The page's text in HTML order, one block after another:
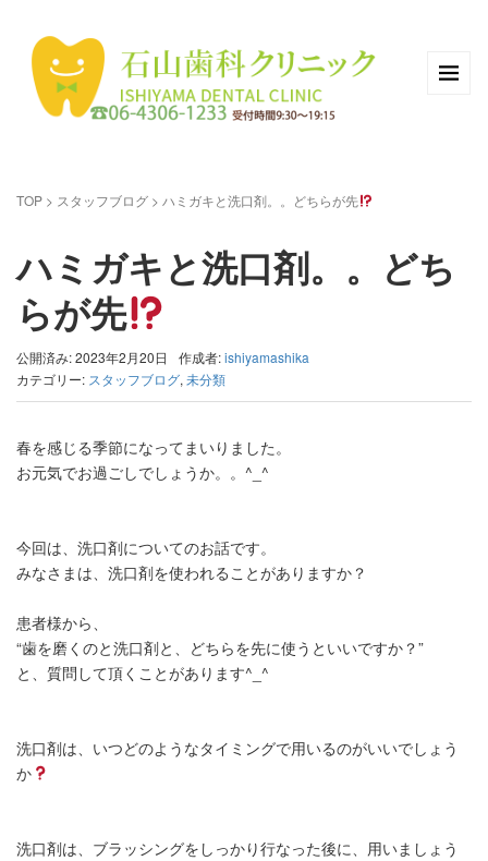
TOP > スタッフブログ > ハミガキと洗口剤。。どちらが先
ハミガキと洗口剤。。どち
らが先
公開済み: 2023年2月20日 作成者:ishiyamashika
カテゴリー: スタッフブログ, 未分類
春を感じる季節になってまいりました。
お元気でお過ごしでしょうか。。^_^
今回は、洗口剤についてのお話です。
みなさまは、洗口剤を使われることがありますか？
患者様から、
“歯を磨くのと洗口剤と、どちらを先に使うといいですか？”
と、質問して頂くことがあります^_^
洗口剤は、いつどのようなタイミングで用いるのがいいでしょう
か
洗口剤は、ブラッシングをしっかり行なった後に、用いましょう